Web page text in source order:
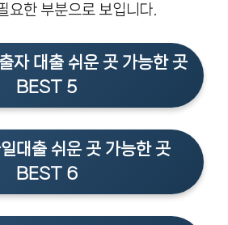
요한 부분으로 보입니다.
자 대출 쉬운 곳 가능한 곳
BEST 5
대출 쉬운 곳 가능한 곳
BEST 6